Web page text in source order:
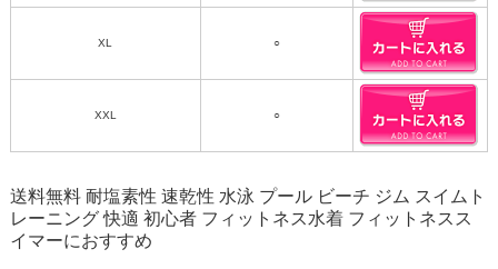
XL ○
XXL ○
送料無料 耐塩素性 速乾性 水泳 プール ビーチ ジム スイムト
レーニング 快適 初心者 フィットネス水着 フィットネスス
イマーにおすすめ